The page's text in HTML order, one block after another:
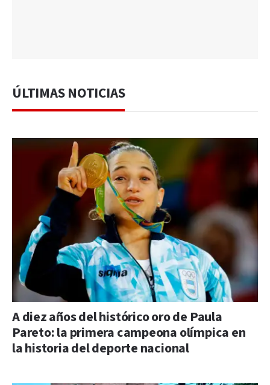
ÚLTIMAS NOTICIAS
A diez años del histórico oro de Paula
Pareto: la primera campeona olímpica en
la historia del deporte nacional